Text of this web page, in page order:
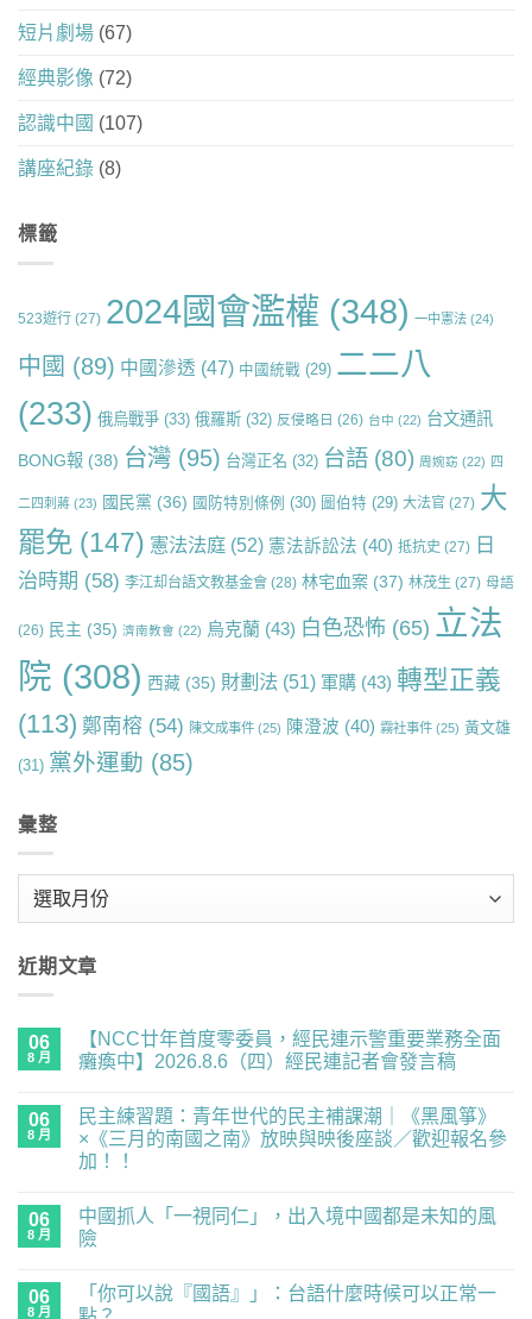
短片劇場 (67)
經典影像 (72)
認識中國 (107)
講座紀錄 (8)
標籤
523遊行 (27) 2024國會濫權 (348) 一中憲法 (24)
中國 (89) 中國滲透 (47) 中國統戰 (29) 二二八
(233) 俄烏戰爭 (33) 俄羅斯 (32) 反侵略日 (26) 台中 (22) 台文通訊
BONG報 (38) 台灣 (95) 台灣正名 (32) 台語 (80) 周婉窈 (22) 四
二四刺蔣 (23) 國民黨 (36) 國防特別條例 (30) 圖伯特 (29) 大法官 (27) 大
罷免 (147) 憲法法庭 (52) 憲法訴訟法 (40) 抵抗史 (27) 日
治時期 (58) 李江却台語文教基金會 (28) 林宅血案 (37) 林茂生 (27) 母語
(26) 民主 (35) 濟南教會 (22) 烏克蘭 (43) 白色恐怖 (65) 立法
院 (308) 西藏 (35) 財劃法 (51) 軍購 (43) 轉型正義
(113) 鄭南榕 (54) 陳文成事件 (25) 陳澄波 (40) 霧社事件 (25) 黃文雄
(31) 黨外運動 (85)
彙整
近期文章
06
8 月
【NCC廿年首度零委員，經民連示警重要業務全面
癱瘓中】2026.8.6（四）經民連記者會發言稿
廿
首
度
員，
經
民
留
言
06
8 月
民主練習題：青年世代的民主補課潮｜《黑風箏》
×《三月的南國之南》放映與映後座談／歡迎報名參
加！！
主
練
習
世
留
言
06
8 月
中國抓人「一視同仁」，出入境中國都是未知的風
險
抓
言
06
8 月
「你可以說『國語』」：台語什麼時候可以正常一